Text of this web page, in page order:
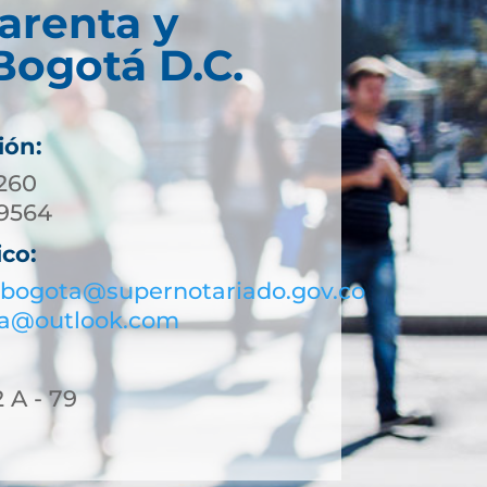
y
D.C.
744 3260
9564
A - 79